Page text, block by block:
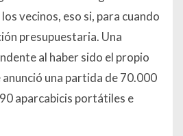
vecinos, eso si, para cuando
presupuestaria. Una
al haber sido el propio
una partida de 70.000
aparcabicis portátiles e